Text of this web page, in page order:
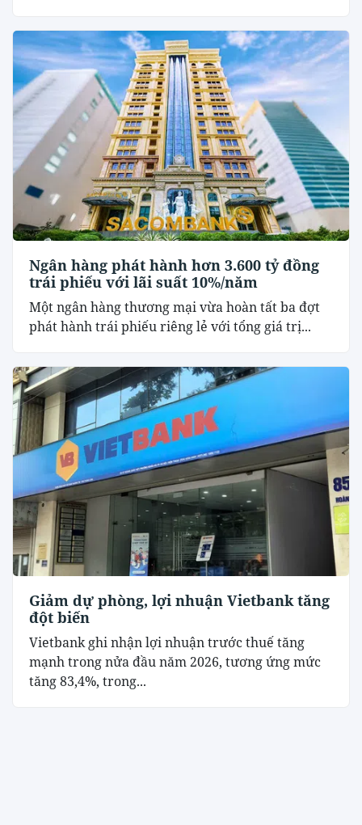
Ngân hàng phát hành hơn 3.600 tỷ đồng
trái phiếu với lãi suất 10%/năm
Một ngân hàng thương mại vừa hoàn tất ba đợt
phát hành trái phiếu riêng lẻ với tổng giá trị...
Giảm dự phòng, lợi nhuận Vietbank tăng
đột biến
Vietbank ghi nhận lợi nhuận trước thuế tăng
mạnh trong nửa đầu năm 2026, tương ứng mức
tăng 83,4%, trong...